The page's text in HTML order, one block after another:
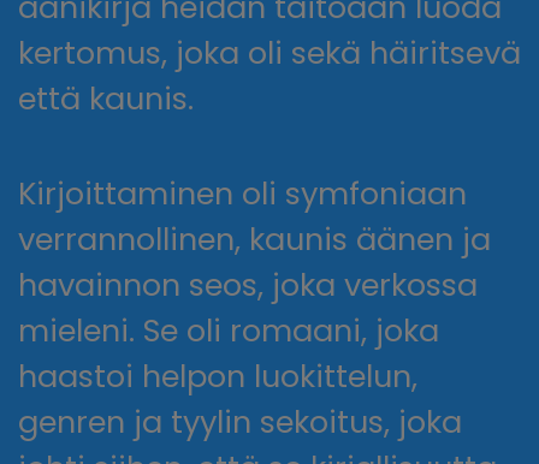
kertomus, joka oli sekä häiritsevä
että kaunis.
Kirjoittaminen oli symfoniaan
verrannollinen, kaunis äänen ja
havainnon seos, joka verkossa
mieleni. Se oli romaani, joka
haastoi helpon luokittelun,
genren ja tyylin sekoitus, joka